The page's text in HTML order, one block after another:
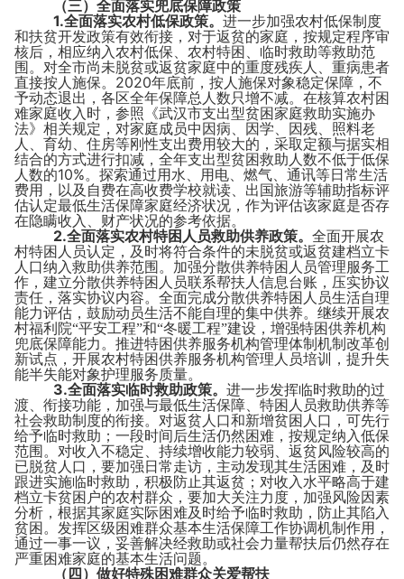
（三）全面落实兜底保障政策
1.全面落实农村低保政策。进一步加强农村低保制度
和扶贫开发政策有效衔接，对于返贫的家庭，按规定程序审
核后，相应纳入农村低保、农村特困、临时救助等救助范
围。对全市尚未脱贫或返贫家庭中的重度残疾人、重病患者
直接按人施保。 2020年底前，按人施保对象稳定保障，不
予动态退出，各区全年保障总人数只增不减。在核算农村困
难家庭收入时，参照《武汉市支出型贫困家庭救助实施办
法》相关规定，对家庭成员中因病、因学、因残、照料老
人、育幼、住房等刚性支出费用较大的，采取定额与据实相
结合的方式进行扣减，全年支出型贫困救助人数不低于低保
人数的10%。探索通过用水、用电、燃气、通讯等日常生活
费用，以及自费在高收费学校就读、出国旅游等辅助指标评
估认定最低生活保障家庭经济状况，作为评估该家庭是否存
在隐瞒收入、财产状况的参考依据。
2.全面落实农村特困人员救助供养政策。全面开展农
村特困人员认定，及时将符合条件的未脱贫或返贫建档立卡
人口纳入救助供养范围。加强分散供养特困人员管理服务工
作，建立分散供养特困人员联系帮扶人信息台账，压实协议
责任，落实协议内容。全面完成分散供养特困人员生活自理
能力评估，鼓励动员生活不能自理的集中供养。继续开展农
村福利院“平安工程”和“冬暖工程”建设，增强特困供养机构
兜底保障能力。推进特困供养服务机构管理体制机制改革创
新试点，开展农村特困供养服务机构管理人员培训，提升失
能半失能对象护理服务质量。
3.全面落实临时救助政策。进一步发挥临时救助的过
渡、衔接功能，加强与最低生活保障、特困人员救助供养等
社会救助制度的衔接。对返贫人口和新增贫困人口，可先行
给予临时救助；一段时间后生活仍然困难，按规定纳入低保
范围。对收入不稳定、持续增收能力较弱、返贫风险较高的
已脱贫人口，要加强日常走访，主动发现其生活困难，及时
跟进实施临时救助，积极防止其返贫；对收入水平略高于建
档立卡贫困户的农村群众，要加大关注力度，加强风险因素
分析，根据其家庭实际困难及时给予临时救助，防止其陷入
贫困。发挥区级困难群众基本生活保障工作协调机制作用，
通过一事一议，妥善解决经救助或社会力量帮扶后仍然存在
严重困难家庭的基本生活问题。
（四）做好特殊困难群众关爱帮扶